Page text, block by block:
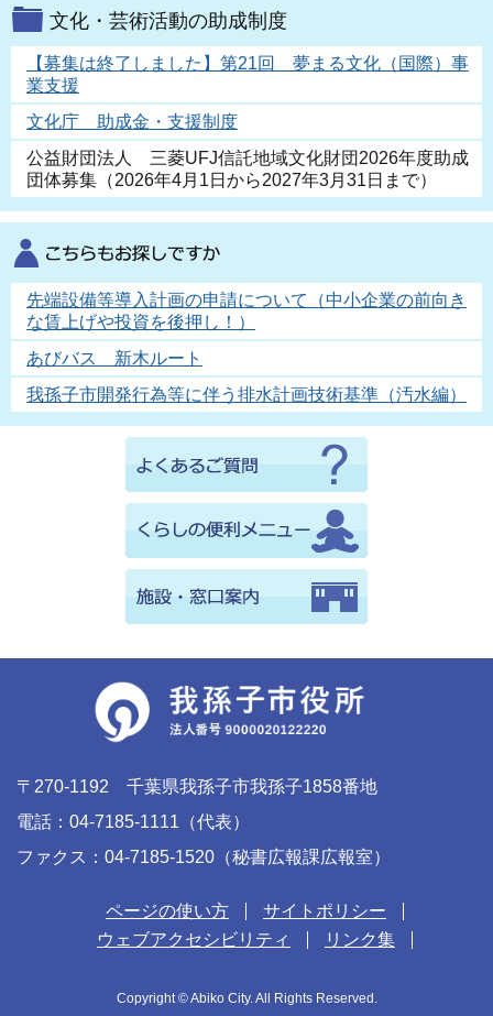
文化・芸術活動の助成制度
【募集は終了しました】第21回 夢まる文化（国際）事
業支援
文化庁 助成金・支援制度
公益財団法人 三菱UFJ信託地域文化財団2026年度助成
団体募集（2026年4月1日から2027年3月31日まで）
先端設備等導入計画の申請について（中小企業の前向き
な賃上げや投資を後押し！）
あびバス 新木ルート
我孫子市開発行為等に伴う排水計画技術基準（汚水編）
〒270-1192 千葉県我孫子市我孫子1858番地
電話：04-7185-1111（代表）
ファクス：04-7185-1520（秘書広報課広報室）
ページの使い方
サイトポリシー
ウェブアクセシビリティ
リンク集
Copyright © Abiko City. All Rights Reserved.